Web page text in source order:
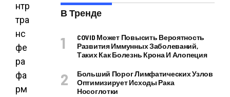
нтр
тра
нс
фе
ра
фа
рм
В Тренде
COVID Может Повысить Вероятность
Развития Иммунных Заболеваний,
Таких Как Болезнь Крона И Алопеция
Больший Порог Лимфатических Узлов
Оптимизирует Исходы Рака
Носоглотки